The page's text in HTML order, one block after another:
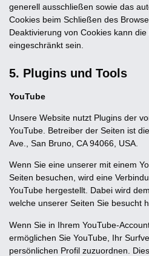
generell ausschließen sowie das
Cookies beim Schließen des
Deaktivierung von Cookies kann
eingeschränkt sein.
5. Plugins und Tools
YouTube
Unsere Website nutzt Plugins der
YouTube. Betreiber der Seiten ist
Ave., San Bruno, CA 94066, USA.
Wenn Sie eine unserer mit einem
Seiten besuchen, wird eine
YouTube hergestellt. Dabei wird
welche unserer Seiten Sie besucht
Wenn Sie in Ihrem YouTube-
ermöglichen Sie YouTube, Ihr
persönlichen Profil zuzuordnen.